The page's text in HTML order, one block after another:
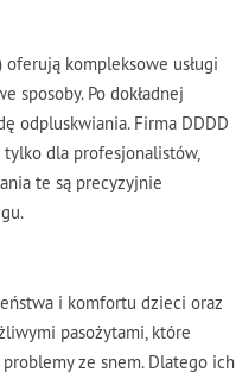
kompleksowe usługi
sposoby. Po dokładnej
odpluskwiania. Firma DDDD
dla profesjonalistów,
te są precyzyjnie
i komfortu dzieci oraz
pasożytami, które
ze snem. Dlatego ich